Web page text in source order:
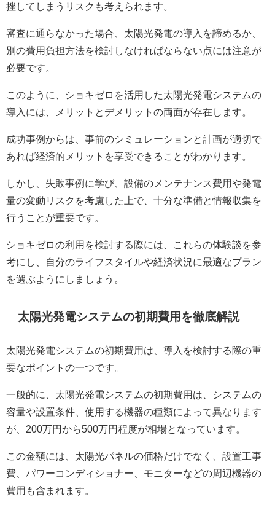
挫してしまうリスクも考えられます。
審査に通らなかった場合、太陽光発電の導入を諦めるか、
別の費用負担方法を検討しなければならない点には注意が
必要です。
このように、ショキゼロを活用した太陽光発電システムの
導入には、メリットとデメリットの両面が存在します。
成功事例からは、事前のシミュレーションと計画が適切で
あれば経済的メリットを享受できることがわかります。
しかし、失敗事例に学び、設備のメンテナンス費用や発電
量の変動リスクを考慮した上で、十分な準備と情報収集を
行うことが重要です。
ショキゼロの利用を検討する際には、これらの体験談を参
考にし、自分のライフスタイルや経済状況に最適なプラン
を選ぶようにしましょう。
太陽光発電システムの初期費用を徹底解説
太陽光発電システムの初期費用は、導入を検討する際の重
要なポイントの一つです。
一般的に、太陽光発電システムの初期費用は、システムの
容量や設置条件、使用する機器の種類によって異なります
が、200万円から500万円程度が相場となっています。
この金額には、太陽光パネルの価格だけでなく、設置工事
費、パワーコンディショナー、モニターなどの周辺機器の
費用も含まれます。